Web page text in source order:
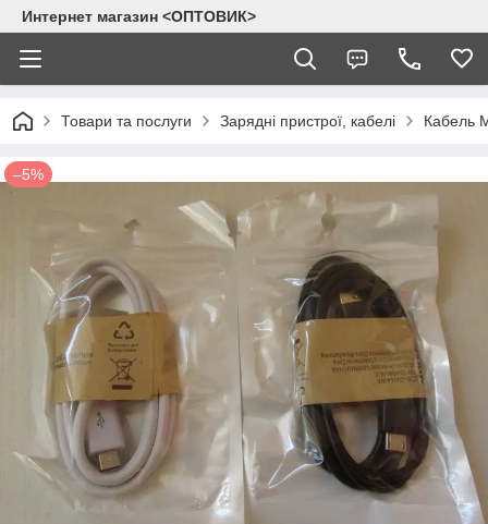
Интернет магазин <ОПТОВИК>
Товари та послуги Зарядні пристрої, кабелі Кабель
–5%